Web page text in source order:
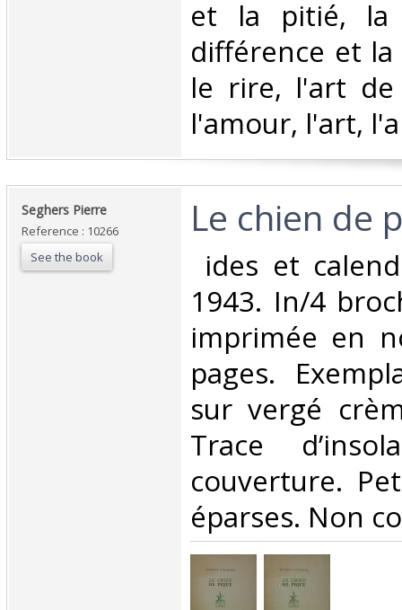
et la pitié, la
différence et la
le rire, l'art de
l'amour, l'art,
‎Seghers Pierre‎
Reference : 10266
See the book
‎Le chien de
ides et
1943. In/4
imprimée en
pages.
sur vergé
Trace
couverture.
éparses. Non